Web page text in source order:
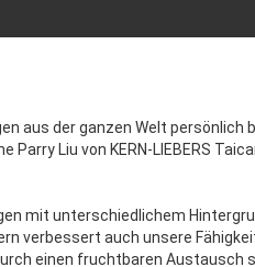
aus der ganzen Welt persönlich
Parry Liu von KERN-LIEBERS
mit unterschiedlichem
verbessert auch unsere
einen fruchtbaren Austausch